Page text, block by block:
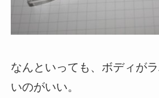
なんといっても、ボディが
いのがいい。